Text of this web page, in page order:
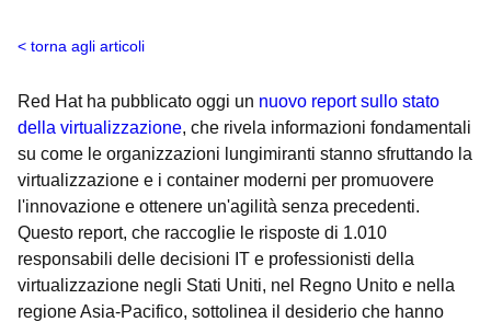
torna agli articoli
Red Hat ha pubblicato oggi un nuovo report sullo stato
della virtualizzazione, che rivela informazioni fondamentali
su come le organizzazioni lungimiranti stanno sfruttando la
virtualizzazione e i container moderni per promuovere
l'innovazione e ottenere un'agilità senza precedenti.
Questo report, che raccoglie le risposte di 1.010
responsabili delle decisioni IT e professionisti della
virtualizzazione negli Stati Uniti, nel Regno Unito e nella
regione Asia-Pacifico, sottolinea il desiderio che hanno